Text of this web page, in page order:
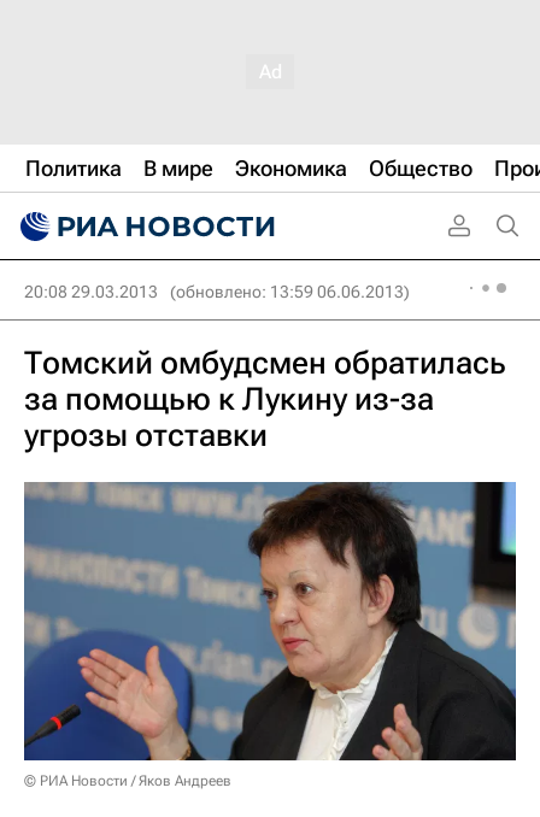
Политика В мире Экономика Общество
20:08 29.03.2013 (обновлено: 13:59 06.06.2013)
Томский омбудсмен обратилась
за помощью к Лукину из-за
угрозы отставки
© РИА Новости / Яков Андреев